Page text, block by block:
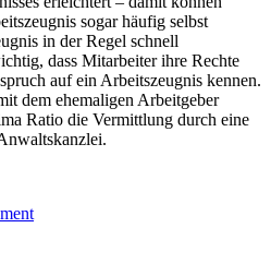
sogar häufig selbst
in der Regel schnell
dass Mitarbeiter ihre Rechte
auf ein Arbeitszeugnis kennen.
dem ehemaligen Arbeitgeber
Ratio die Vermittlung durch eine